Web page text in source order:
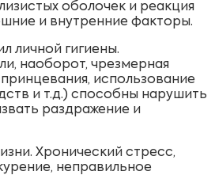
оболочек и реакция
и внутренние факторы.
личной гигиены.
наоборот, чрезмерная
использование
и т.д.) способны нарушить
раздражение и
Хронический стресс,
неправильное